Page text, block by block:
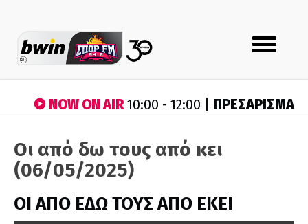
Toggle
navigation
NOW ON AIR10:00 - 12:00 | ΠΡΕΣΑΡΙΣΜΑ
Οι από δω τους από κει
(06/05/2025)
ΟΙ ΑΠΟ ΕΔΩ ΤΟΥΣ ΑΠΟ ΕΚΕΙ